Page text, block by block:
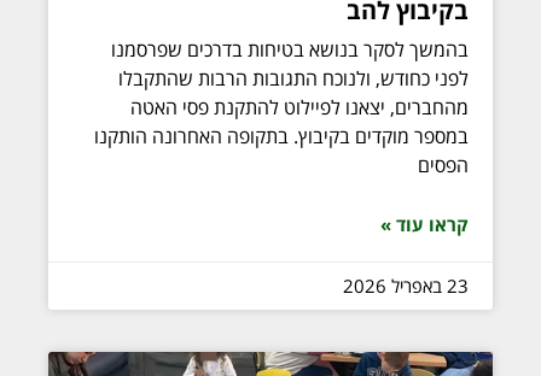
בקיבוץ להב
בהמשך לסקר בנושא בטיחות בדרכים שפרסמנו
לפני כחודש, ולנוכח התגובות הרבות שהתקבלו
מהחברים, יצאנו לפיילוט להתקנת פסי האטה
במספר מוקדים בקיבוץ. בתקופה האחרונה הותקנו
הפסים
קראו עוד »
23 באפריל 2026